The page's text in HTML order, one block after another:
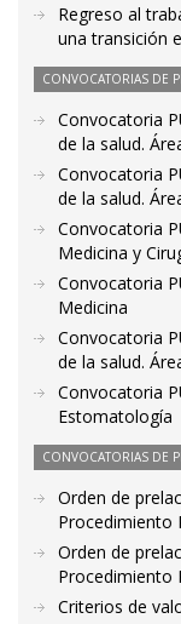
Regreso al
una transición
CONVOCATORIAS DE
Convocatoria
de la salud.
Convocatoria
de la salud.
Convocatoria
Medicina y
Convocatoria
Medicina
Convocatoria
de la salud.
Convocatoria
Estomatología
CONVOCATORIAS DE
Orden de
Procedimiento
Orden de
Procedimiento
Criterios de